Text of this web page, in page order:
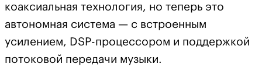
коаксиальная технология, но теперь это
автономная система — с встроенным
усилением, DSP-процессором и поддержкой
потоковой передачи музыки.